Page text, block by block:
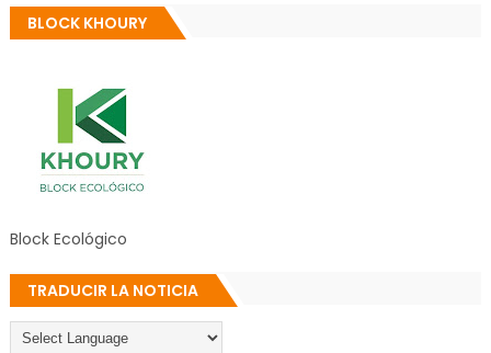
BLOCK KHOURY
Block Ecológico
TRADUCIR LA NOTICIA